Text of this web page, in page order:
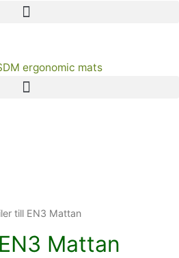
till EN3 Mattan
Mattan